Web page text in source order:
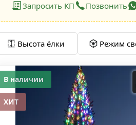
Запросить КП Позвонить
Высота ёлки Режим
В наличии
ХИТ